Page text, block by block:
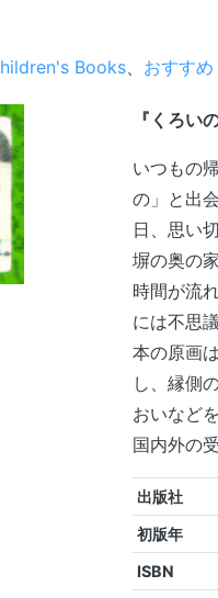
Books、 おすす
『くろいの
いつもの
の」と出
日、思い
塀の奥の
時間が流
には不思
本の原画
し、縁側
おいなど
国内外の
出版社
初版年
ISBN